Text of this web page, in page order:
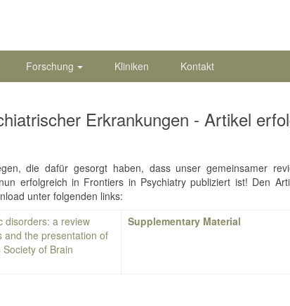
Forschung Kliniken Kontakt
Erkrankungen - Artikel
die dafür gesorgt haben, dass unser gemeinsamer
erfolgreich in Frontiers in Psychiatry publiziert ist! Den
unter folgenden links:
disorders: a review
and the presentation of
of Brain
Supplementary Material